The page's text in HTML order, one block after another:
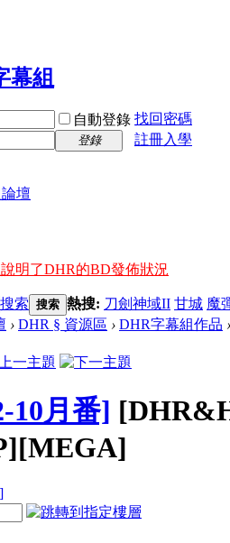
自動登錄 找回密碼
登錄
註冊入學
壇
明了DHR的BD發佈狀況
搜索 搜索 熱搜: 刀劍神域II 甘城 魔
› DHR § 資源區 › DHR字幕組作品 ›
10月番]